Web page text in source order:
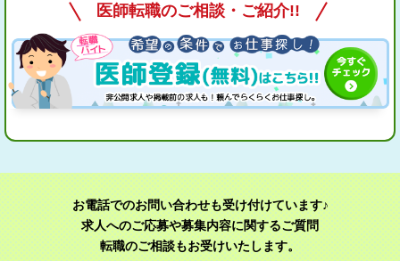
医師転職のご相談・ご紹介!!
お電話でのお問い合わせも受け付けています♪
求人へのご応募や募集内容に関するご質問
転職のご相談もお受けいたします。